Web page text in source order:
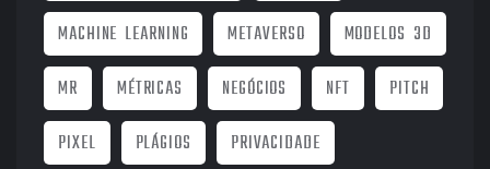
MACHINE LEARNING
METAVERSO
MODELOS 3D
MR
MÉTRICAS NEGÓCIOS NFT
PITCH
PIXEL
PLÁGIOS
PRIVACIDADE